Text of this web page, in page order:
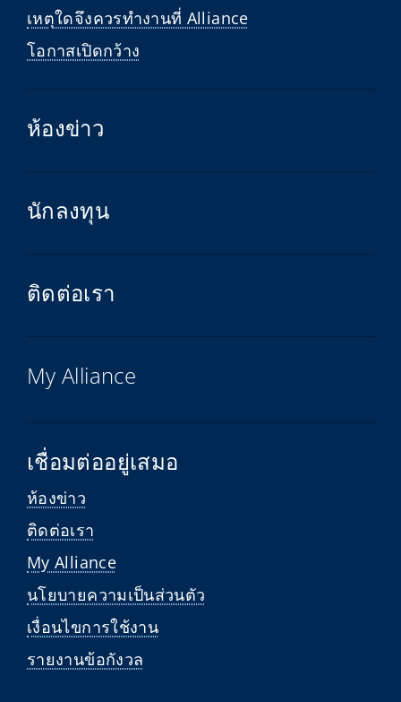
เหตุใดจึงควรทำงานที่ Alliance
โอกาสเปิดกว้าง
ห้องข่าว
นักลงทุน
ติดต่อเรา
My Alliance
เชื่อมต่ออยู่เสมอ
ห้องข่าว
ติดต่อเรา
My Alliance
นโยบายความเป็นส่วนตัว
เงื่อนไขการใช้งาน
รายงานข้อกังวล